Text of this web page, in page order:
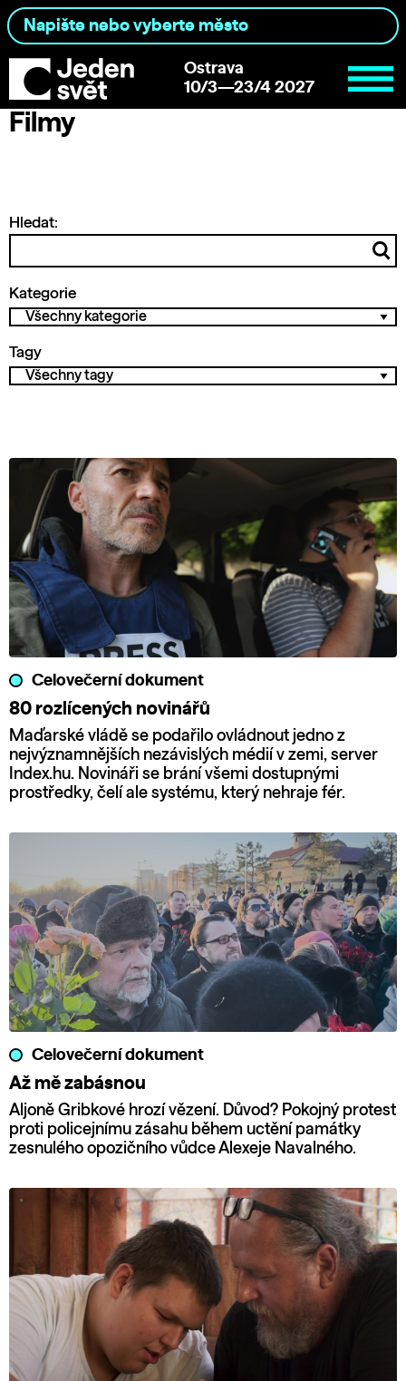
Ostrava
10/3—23/4 2027
Filmy
Hledat:
Kategorie
Tagy
Celovečerní dokument
80 rozlícených novinářů
Maďarské vládě se podařilo ovládnout jedno z
nejvýznamnějších nezávislých médií v zemi, server
Index.hu. Novináři se brání všemi dostupnými
prostředky, čelí ale systému, který nehraje fér.
Celovečerní dokument
Až mě zabásnou
Aljoně Gribkové hrozí vězení. Důvod? Pokojný protest
proti policejnímu zásahu během uctění památky
zesnulého opozičního vůdce Alexeje Navalného.